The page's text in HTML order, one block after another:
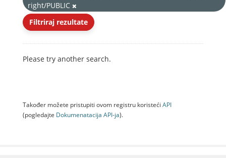
right/PUBLIC
Filtriraj rezultate
Please try another search.
Također možete pristupiti ovom registru koristeći API
(pogledajte Dokumenаtаcijа API-jа).